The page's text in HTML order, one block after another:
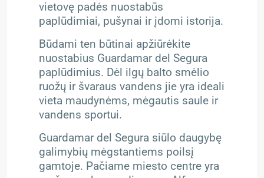
vietovę padės nuostabūs
paplūdimiai, pušynai ir įdomi istorija.
Būdami ten būtinai apžiūrėkite
nuostabius Guardamar del Segura
paplūdimius. Dėl ilgų balto smėlio
ruožų ir švaraus vandens jie yra ideali
vieta maudynėms, mėgautis saule ir
vandens sportui.
Guardamar del Segura siūlo daugybę
galimybių mėgstantiems poilsį
gamtoje. Pačiame miesto centre yra